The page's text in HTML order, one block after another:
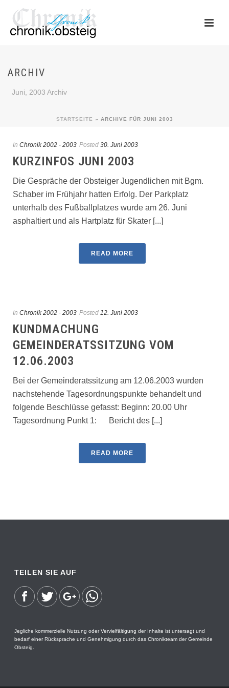
ARCHIV
Juni, 2003 Archiv
STARTSEITE » ARCHIVE FÜR JUNI 2003
In Chronik 2002 - 2003 Posted 30. Juni 2003
KURZINFOS JUNI 2003
Die Gespräche der Obsteiger Jugendlichen mit Bgm.
Schaber im Frühjahr hatten Erfolg. Der Parkplatz
unterhalb des Fußballplatzes wurde am 26. Juni
asphaltiert und als Hartplatz für Skater [...]
READ MORE
In Chronik 2002 - 2003 Posted 12. Juni 2003
KUNDMACHUNG
GEMEINDERATSSITZUNG VOM
12.06.2003
Bei der Gemeinderatssitzung am 12.06.2003 wurden
nachstehende Tagesordnungspunkte behandelt und
folgende Beschlüsse gefasst: Beginn: 20.00 Uhr
Tagesordnung Punkt 1: Bericht des [...]
READ MORE
TEILEN SIE AUF
Jegliche kommerzielle Nutzung oder Vervielfältigung der Inhalte ist untersagt und
bedarf einer Rücksprache und Genehmigung durch das Chronikteam der Gemeinde
Obsteig.